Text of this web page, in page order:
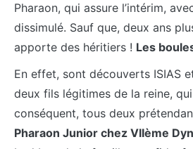
Pharaon, qui assure l’intérim,
dissimulé. Sauf que, deux ans
apporte des héritiers ! Les
En effet, sont découverts ISIAS
deux fils légitimes de la reine,
conséquent, tous deux
Pharaon Junior chez VIIème